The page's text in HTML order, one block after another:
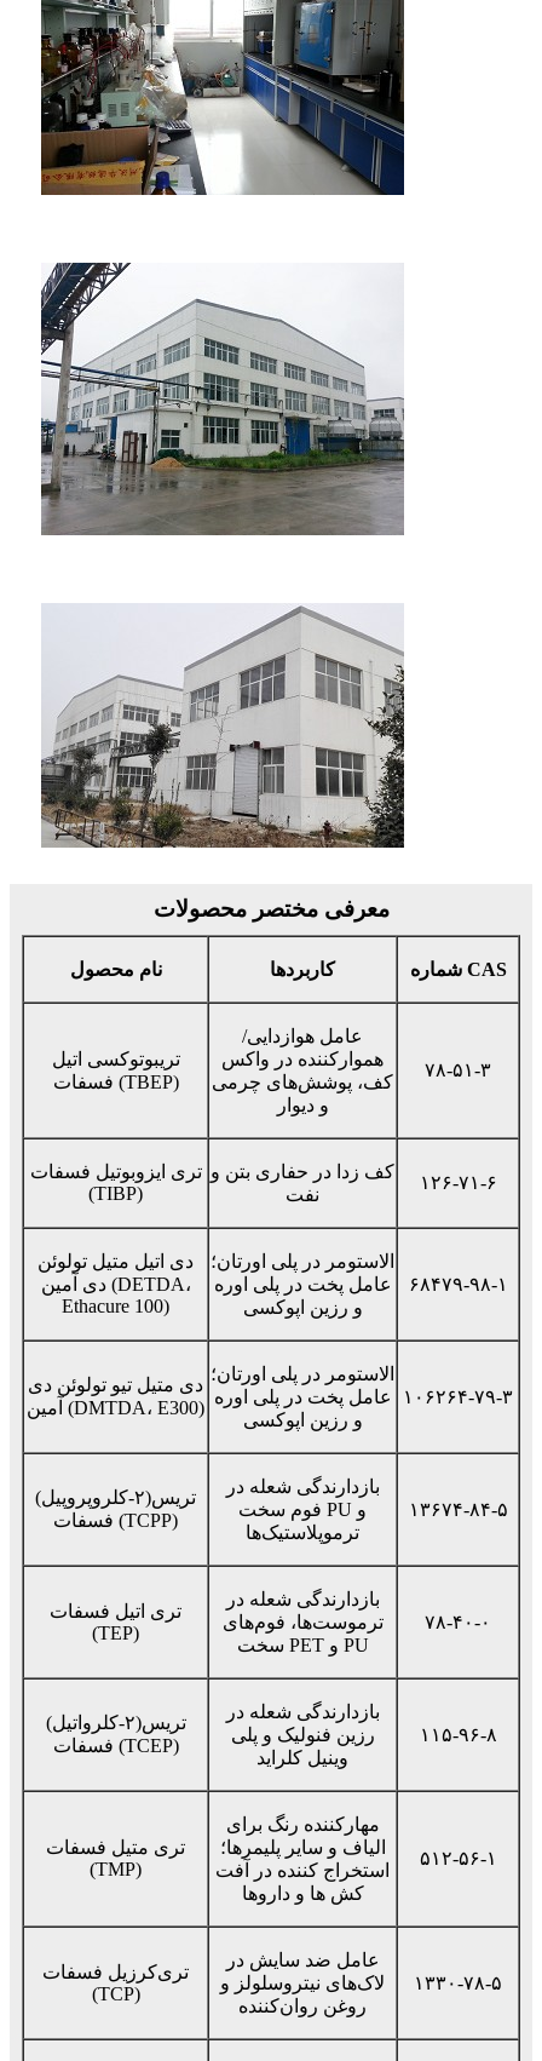
معرفی مختصر محصولات
نام محصول کاربردها شماره CAS
تریبوتوکسی اتیل
فسفات (TBEP)
عامل هوازدایی/
هموارکننده در واکس
کف، پوشش‌های چرمی
و دیوار
۷۸-۵۱-۳
تری ایزوبوتیل فسفات
(TIBP)
کف زدا در حفاری بتن و
نفت
۱۲۶-۷۱-۶
دی اتیل متیل تولوئن
دی آمین (DETDA،
Ethacure 100)
الاستومر در پلی اورتان؛
عامل پخت در پلی اوره
و رزین اپوکسی
۶۸۴۷۹-۹۸-۱
دی متیل تیو تولوئن دی
آمین (DMTDA، E300)
الاستومر در پلی اورتان؛
عامل پخت در پلی اوره
و رزین اپوکسی
۱۰۶۲۶۴-۷۹-۳
تریس(۲-کلروپروپیل)
فسفات (TCPP)
بازدارندگی شعله در
فوم سخت PU و
ترموپلاستیک‌ها
۱۳۶۷۴-۸۴-۵
تری اتیل فسفات
(TEP)
بازدارندگی شعله در
ترموست‌ها، فوم‌های
سخت PET و PU
۷۸-۴۰-۰
تریس(۲-کلرواتیل)
فسفات (TCEP)
بازدارندگی شعله در
رزین فنولیک و پلی
وینیل کلراید
۱۱۵-۹۶-۸
تری متیل فسفات
(TMP)
مهارکننده رنگ برای
الیاف و سایر پلیمرها؛
استخراج کننده در آفت
کش ها و داروها
۵۱۲-۵۶-۱
تری‌کرزیل فسفات
(TCP)
عامل ضد سایش در
لاک‌های نیتروسلولز و
روغن روان‌کننده
۱۳۳۰-۷۸-۵